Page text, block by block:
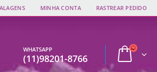
MINHA CONTA RASTREAR PEDIDO
WHATSAPP
(11)98201-8766